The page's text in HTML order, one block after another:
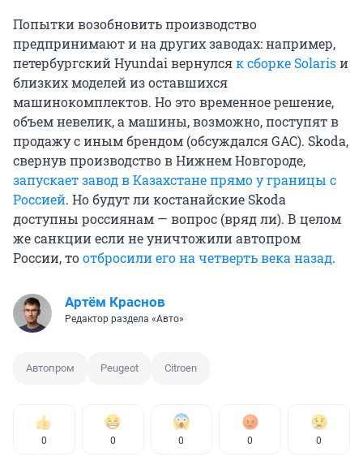
Попытки возобновить производство
предпринимают и на других заводах: например,
петербургский Hyundai вернулсяк сборке Solarisи
близких моделей из оставшихся
машинокомплектов. Но это временное решение,
объем невелик, а машины, возможно, поступят в
продажу с иным брендом (обсуждался GAC). Skoda,
свернув производство в Нижнем Новгороде,
запускает завод в Казахстане прямо у границы с
Россией. Но будут ли костанайские Skoda
доступны россиянам — вопрос (вряд ли). В целом
же санкции если не уничтожили автопром
России, тоотбросили его на четверть века назад.
Артём Краснов
Редактор раздела «Авто»
Автопром Peugeot Citroen
0 0 0 0 0